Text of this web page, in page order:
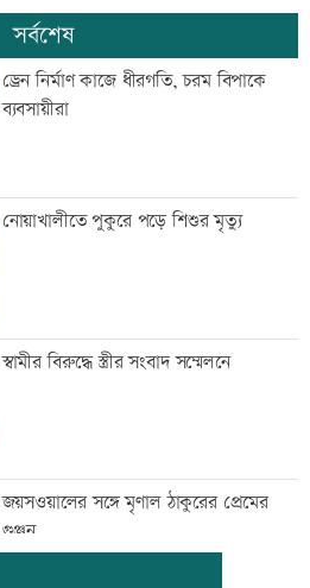
সর্বশেষ
ড্রেন নির্মাণ কাজে ধীরগতি, চরম বিপাকে
ব্যবসায়ীরা
নোয়াখালীতে পুকুরে পড়ে শিশুর মৃত্যু
স্বামীর বিরুদ্ধে স্ত্রীর সংবাদ সম্মেলনে
জয়সওয়ালের সঙ্গে মৃণাল ঠাকুরের প্রেমের
গুঞ্জন